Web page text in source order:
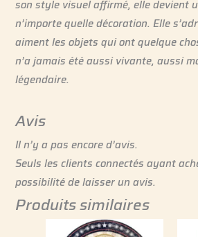
son style visuel affirmé, elle devient
n’importe quelle décoration. Elle
aiment les objets qui ont quelque
n’a jamais été aussi vivante, aussi
légendaire.
Avis
Il n’y a pas encore d’avis.
Seuls les clients connectés ayant
possibilité de laisser un avis.
Produits similaires